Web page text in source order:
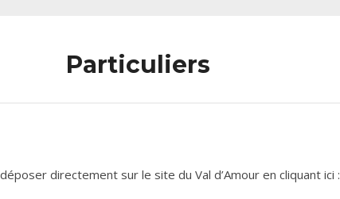
Particuliers
directement sur le site du Val d’Amour en cliquant ici :